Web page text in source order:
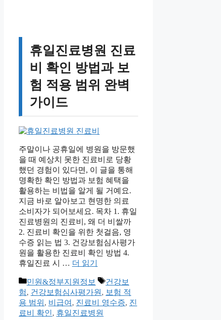
휴일진료병원 진료
비 확인 방법과 보
험 적용 범위 완벽
가이드
주말이나 공휴일에 병원을 방문했
을 때 예상치 못한 진료비로 당황
했던 경험이 있다면, 이 글을 통해
명확한 확인 방법과 보험 혜택을
활용하는 비법을 알게 될 거예요.
지금 바로 알아보고 현명한 의료
소비자가 되어보세요. 목차 1. 휴일
진료병원의 진료비, 왜 더 비쌀까
2. 진료비 확인을 위한 첫걸음, 영
수증 읽는 법 3. 건강보험심사평가
원을 활용한 진료비 확인 방법 4.
휴일진료 시 … 더 읽기
카
테
고
리
민원&정부지원정보
태
그
건강보
험, 건강보험심사평가원 , 보험 적
용 범위 , 비급여 , 진료비 영수증, 진
료비 확인, 휴일진료병원